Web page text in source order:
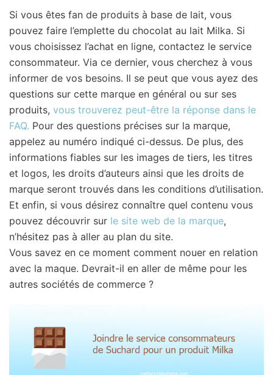
Si vous êtes fan de produits à base de lait, vous
pouvez faire l’emplette du chocolat au lait Milka. Si
vous choisissez l’achat en ligne, contactez le service
consommateur. Via ce dernier, vous cherchez à vous
informer de vos besoins. Il se peut que vous ayez des
questions sur cette marque en général ou sur ses
produits, vous trouverez peut-être la réponse dans le
FAQ. Pour des questions précises sur la marque,
appelez au numéro indiqué ci-dessus. De plus, des
informations fiables sur les images de tiers, les titres
et logos, les droits d’auteurs ainsi que les droits de
marque seront trouvés dans les conditions d’utilisation.
Et enfin, si vous désirez connaître quel contenu vous
pouvez découvrir sur le site web de la marque,
n’hésitez pas à aller au plan du site.
Vous savez en ce moment comment nouer en relation
avec la maque. Devrait-il en aller de même pour les
autres sociétés de commerce ?